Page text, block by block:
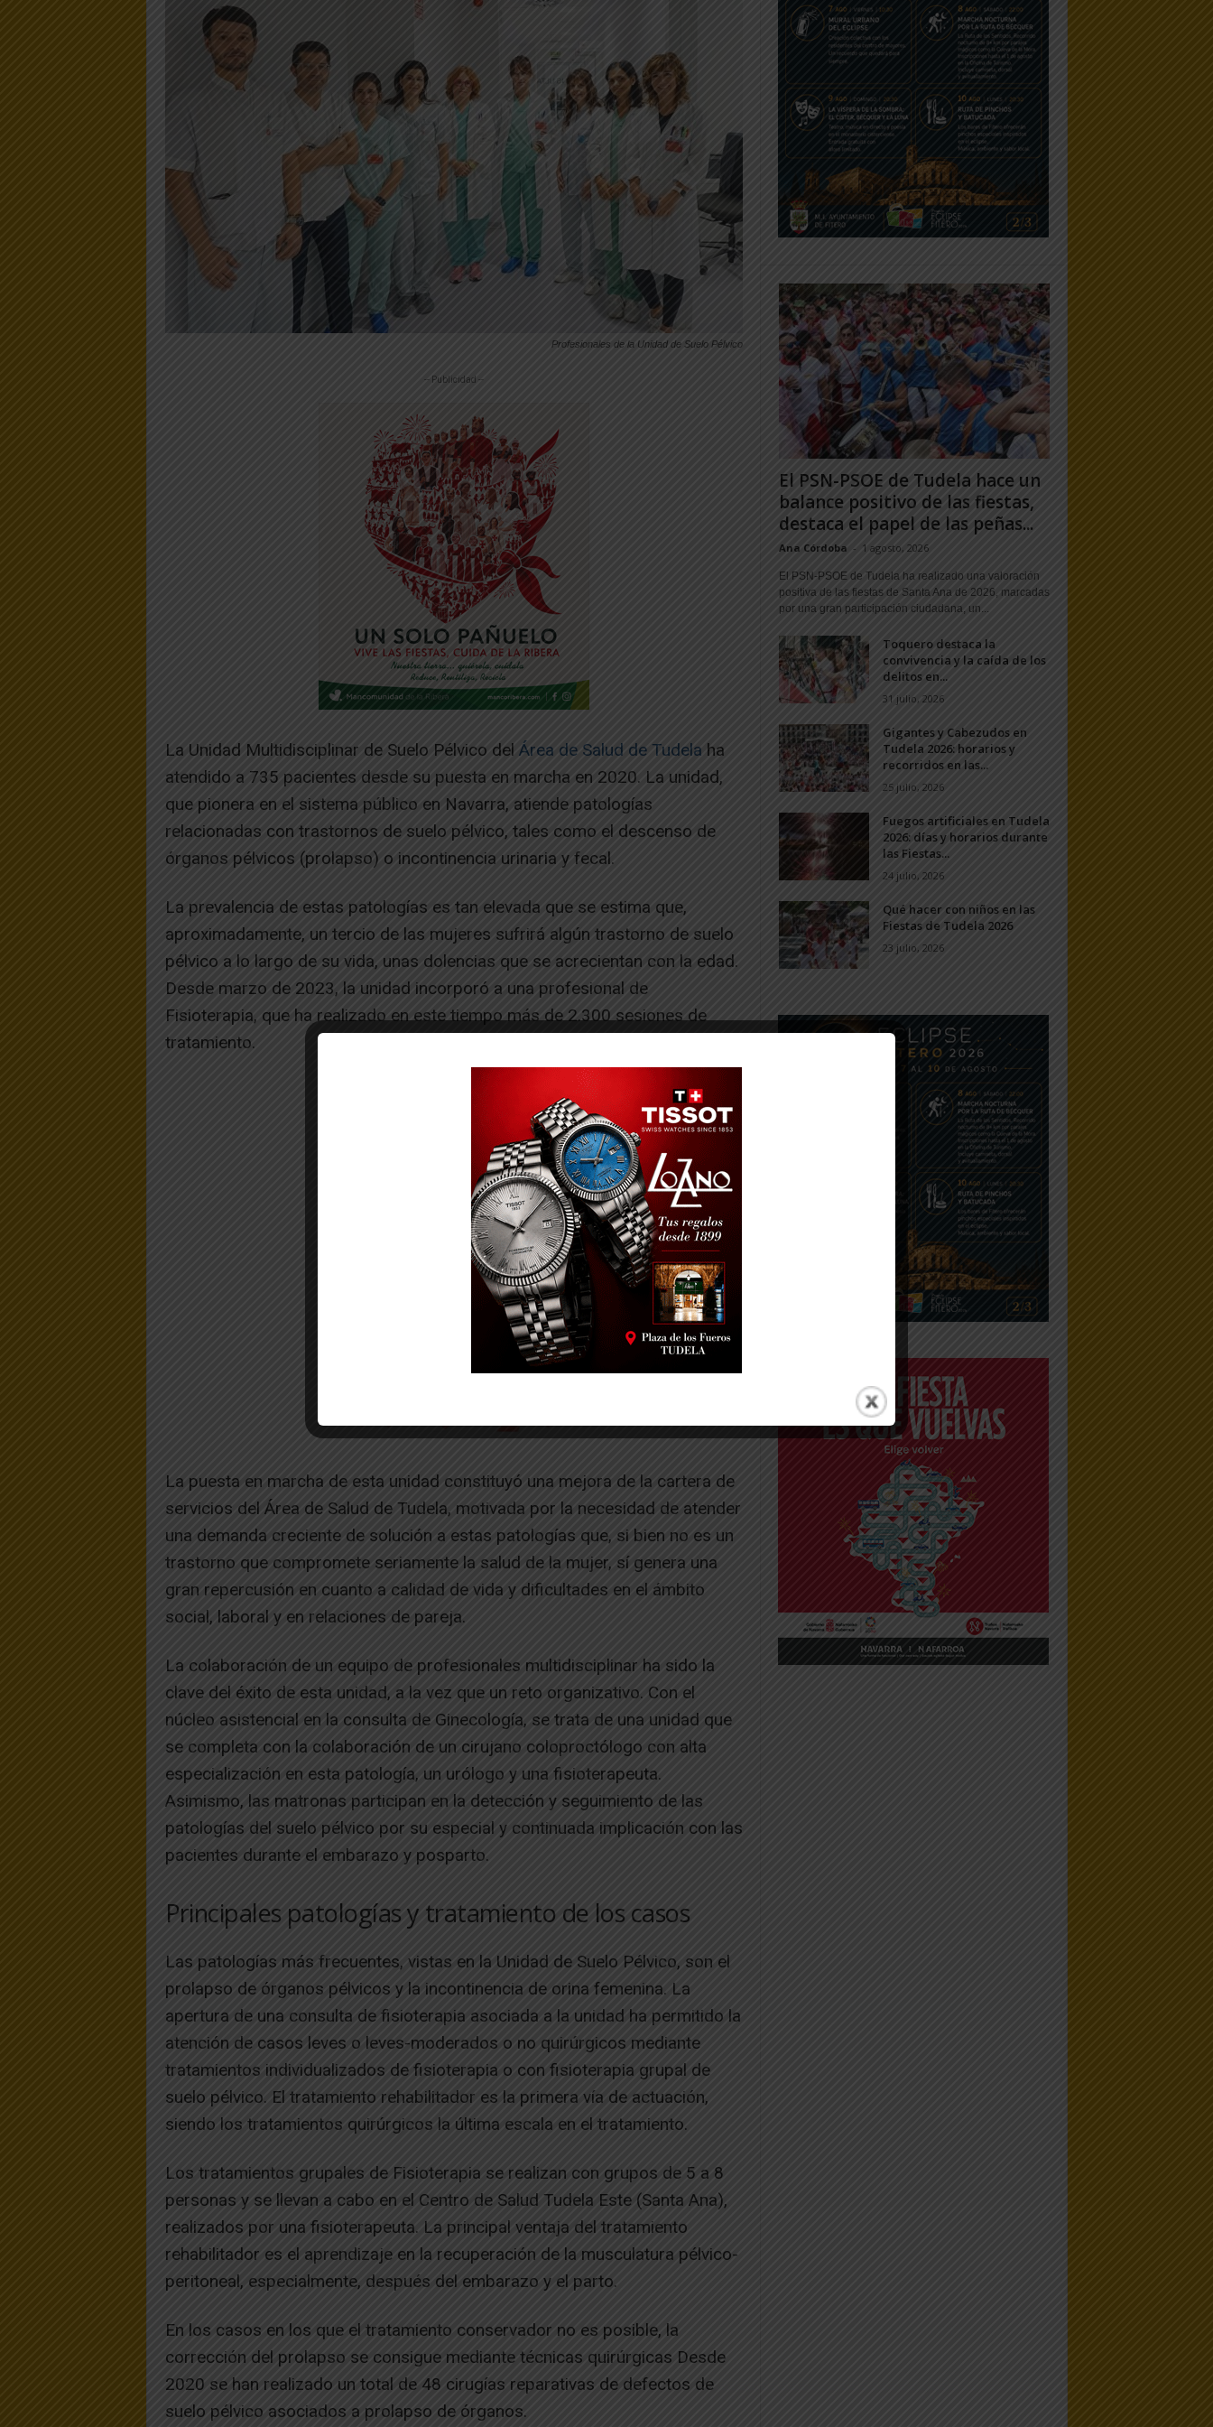
Profesionales de la Unidad de Suelo Pélvico
-- Publicidad --
La Unidad Multidisciplinar de Suelo Pélvico del Área de Salud de Tudela ha
atendido a 735 pacientes desde su puesta en marcha en 2020. La unidad,
que pionera en el sistema público en Navarra, atiende patologías
relacionadas con trastornos de suelo pélvico, tales como el descenso de
órganos pélvicos (prolapso) o incontinencia urinaria y fecal.
La prevalencia de estas patologías es tan elevada que se estima que,
aproximadamente, un tercio de las mujeres sufrirá algún trastorno de suelo
pélvico a lo largo de su vida, unas dolencias que se acrecientan con la edad.
Desde marzo de 2023, la unidad incorporó a una profesional de
Fisioterapia, que ha realizado en este tiempo más de 2.300 sesiones de
tratamiento.
La puesta en marcha de esta unidad constituyó una mejora de la cartera de
servicios del Área de Salud de Tudela, motivada por la necesidad de atender
una demanda creciente de solución a estas patologías que, si bien no es un
trastorno que compromete seriamente la salud de la mujer, sí genera una
gran repercusión en cuanto a calidad de vida y dificultades en el ámbito
social, laboral y en relaciones de pareja.
La colaboración de un equipo de profesionales multidisciplinar ha sido la
clave del éxito de esta unidad, a la vez que un reto organizativo. Con el
núcleo asistencial en la consulta de Ginecología, se trata de una unidad que
se completa con la colaboración de un cirujano coloproctólogo con alta
especialización en esta patología, un urólogo y una fisioterapeuta.
Asimismo, las matronas participan en la detección y seguimiento de las
patologías del suelo pélvico por su especial y continuada implicación con las
pacientes durante el embarazo y posparto.
Principales patologías y tratamiento de los casos
Las patologías más frecuentes, vistas en la Unidad de Suelo Pélvico, son el
prolapso de órganos pélvicos y la incontinencia de orina femenina. La
apertura de una consulta de fisioterapia asociada a la unidad ha permitido la
atención de casos leves o leves-moderados o no quirúrgicos mediante
tratamientos individualizados de fisioterapia o con fisioterapia grupal de
suelo pélvico. El tratamiento rehabilitador es la primera vía de actuación,
siendo los tratamientos quirúrgicos la última escala en el tratamiento.
Los tratamientos grupales de Fisioterapia se realizan con grupos de 5 a 8
personas y se llevan a cabo en el Centro de Salud Tudela Este (Santa Ana),
realizados por una fisioterapeuta. La principal ventaja del tratamiento
rehabilitador es el aprendizaje en la recuperación de la musculatura pélvico-
peritoneal, especialmente, después del embarazo y el parto.
En los casos en los que el tratamiento conservador no es posible, la
corrección del prolapso se consigue mediante técnicas quirúrgicas Desde
2020 se han realizado un total de 48 cirugías reparativas de defectos de
suelo pélvico asociados a prolapso de órganos.
El PSN-PSOE de Tudela hace un
balance positivo de las fiestas,
destaca el papel de las peñas...
Ana Córdoba - 1 agosto, 2026
El PSN-PSOE de Tudela ha realizado una valoración
positiva de las fiestas de Santa Ana de 2026, marcadas
por una gran participación ciudadana, un...
Toquero destaca la
convivencia y la caída de los
delitos en...
31 julio, 2026
Gigantes y Cabezudos en
Tudela 2026: horarios y
recorridos en las...
25 julio, 2026
Fuegos artificiales en Tudela
2026: días y horarios durante
las Fiestas...
24 julio, 2026
Qué hacer con niños en las
Fiestas de Tudela 2026
23 julio, 2026